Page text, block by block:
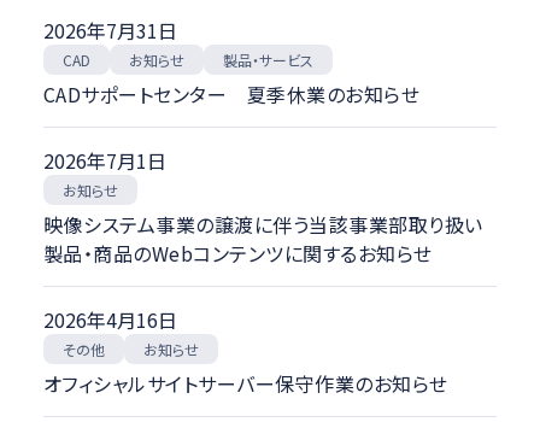
映像伝送サービス
その他
ニュースカテゴリ
イベント・セミナー
お知らせ
ニュースリリース
メディア掲載
納品・受注
経営
製品・サービス
2026年7月31日
CAD お知らせ 製品・サービス
CADサポートセンター 夏季休業のお知らせ
2026年7月1日
お知らせ
映像システム事業の譲渡に伴う当該事業部取り扱い
製品・商品のWebコンテンツに関するお知らせ
2026年4月16日
その他 お知らせ
オフィシャルサイトサーバー保守作業のお知らせ